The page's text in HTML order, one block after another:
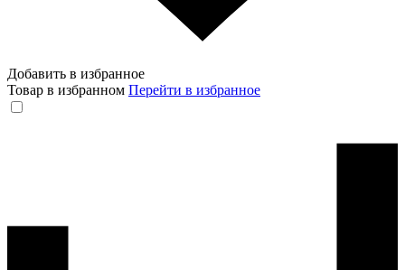
Добавить в избранное
Товар в избранном Перейти в избранное